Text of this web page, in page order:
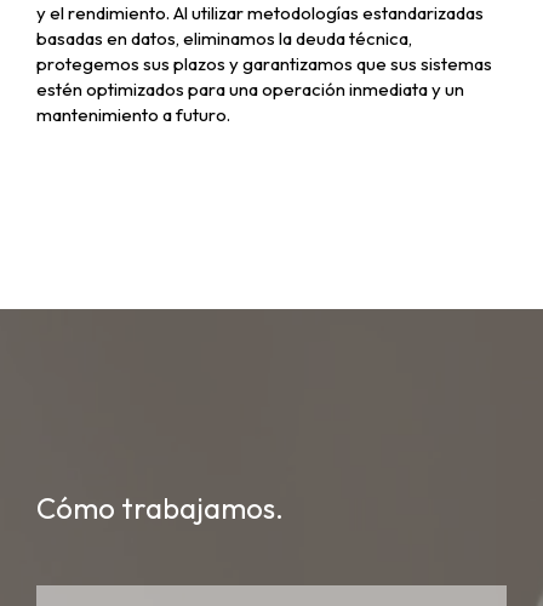
y el rendimiento. Al utilizar metodologías estandarizadas
basadas en datos, eliminamos la deuda técnica,
protegemos sus plazos y garantizamos que sus sistemas
estén optimizados para una operación inmediata y un
mantenimiento a futuro.
Cómo trabajamos.